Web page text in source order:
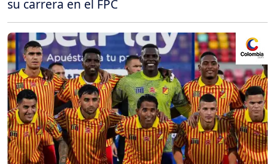
su carrera en el FPC